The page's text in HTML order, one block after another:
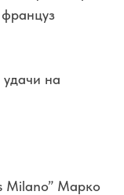
на
Milano” Марко